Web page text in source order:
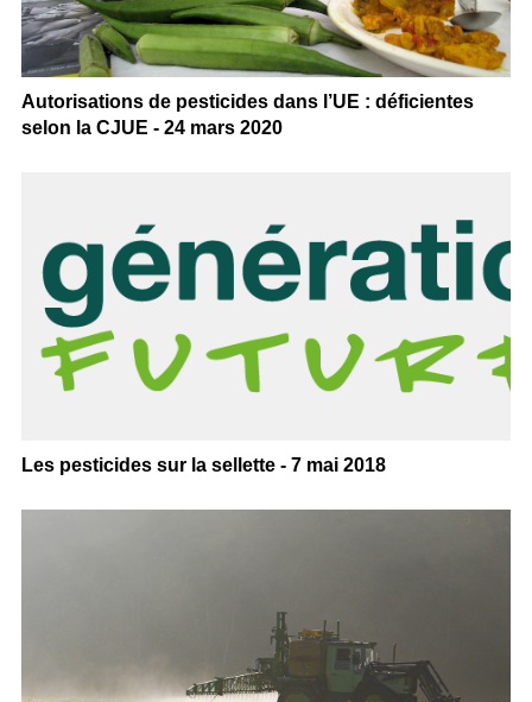
Autorisations de pesticides dans l’UE : déficientes
selon la CJUE - 24 mars 2020
Les pesticides sur la sellette - 7 mai 2018